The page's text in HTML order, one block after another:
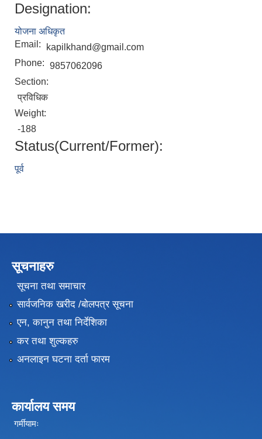
Designation:
योजना अधिकृत
Email:
kapilkhand@gmail.com
Phone: 9857062096
Section:
प्रविधिक
Weight:
-188
Status(Current/Former):
पूर्व
सूचनाहरु
सूचना तथा समाचार
सार्वजनिक खरीद /बोलपत्र सूचना
एन, कानुन तथा निर्देशिका
कर तथा शुल्कहरु
अनलाइन घटना दर्ता फारम
कार्यालय समय
गर्मीयामः